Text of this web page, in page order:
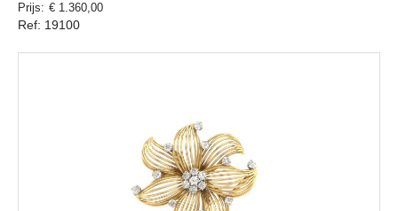
Prijs
€ 1.360,00
Ref: 19100